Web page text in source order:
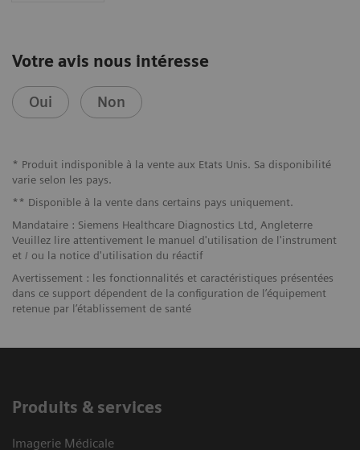
Votre avis nous intéresse
Oui Non
* Produit indisponible à la vente aux Etats Unis. Sa disponibilité
varie selon les pays.
** Disponible à la vente dans certains pays uniquement.
Mandataire : Siemens Healthcare Diagnostics Ltd, Angleterre
Veuillez lire attentivement le manuel d'utilisation de l'instrument
et / ou la notice d'utilisation du réactif
Avertissement : les fonctionnalités et caractéristiques présentées
dans ce support dépendent de la configuration de l’équipement
retenue par l’établissement de santé
Produits & services
Imagerie Médicale